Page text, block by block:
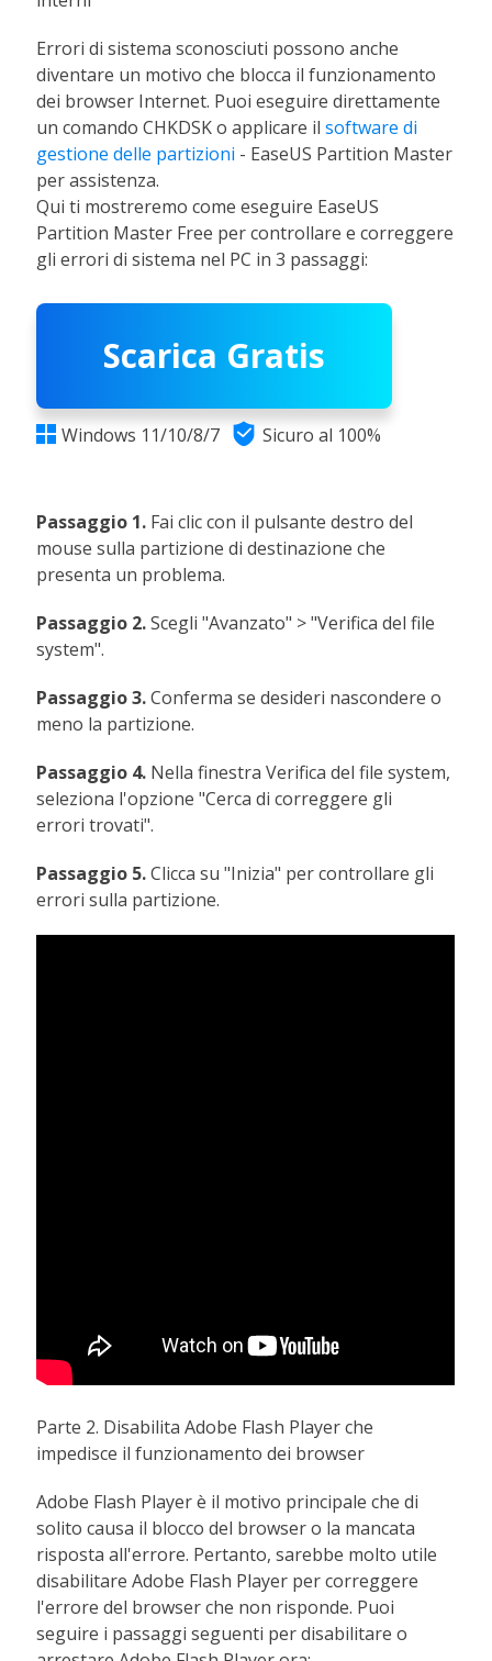
Errori di sistema sconosciuti possono anche
diventare un motivo che blocca il funzionamento
dei browser Internet. Puoi eseguire direttamente
un comando CHKDSK o applicare ilsoftware di
gestione delle partizioni - EaseUS Partition Master
per assistenza.
Qui ti mostreremo come eseguire EaseUS
Partition Master Free per controllare e correggere
gli errori di sistema nel PC in 3 passaggi:
Scarica Gratis
 Windows 11/10/8/7  Sicuro al 100%
Passaggio 1. Fai clic con il pulsante destro del
mouse sulla partizione di destinazione che
presenta un problema.
Passaggio 2.Scegli "Avanzato" > "Verifica del file
system".
Passaggio 3.Conferma se desideri nascondere o
meno la partizione.
Passaggio 4. Nella finestra Verifica del file system,
seleziona l'opzione "Cerca di correggere gli
errori trovati".
Passaggio 5.Clicca su "Inizia" per controllare gli
errori sulla partizione.
Parte 2. Disabilita Adobe Flash Player che
impedisce il funzionamento dei browser
Adobe Flash Player è il motivo principale che di
solito causa il blocco del browser o la mancata
risposta all'errore. Pertanto, sarebbe molto utile
disabilitare Adobe Flash Player per correggere
l'errore del browser che non risponde. Puoi
seguire i passaggi seguenti per disabilitare o